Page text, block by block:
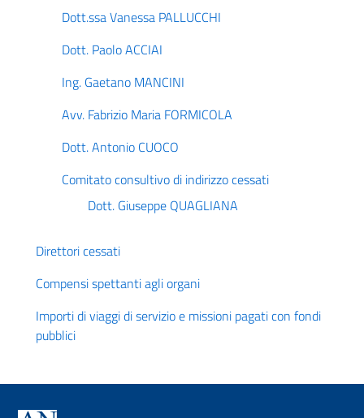
Dott.ssa Vanessa PALLUCCHI
Dott. Paolo ACCIAI
Ing. Gaetano MANCINI
Avv. Fabrizio Maria FORMICOLA
Dott. Antonio CUOCO
Comitato consultivo di indirizzo cessati
Dott. Giuseppe QUAGLIANA
Direttori cessati
Compensi spettanti agli organi
Importi di viaggi di servizio e missioni pagati con fondi
pubblici